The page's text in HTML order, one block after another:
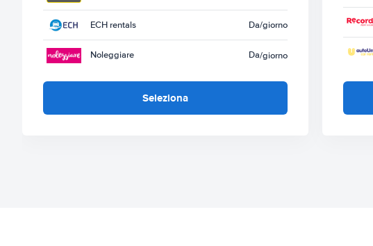
ECH rentals Da/giorno
Noleggiare Da/giorno
Seleziona